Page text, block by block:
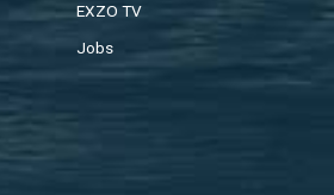
EXZO TV
Jobs